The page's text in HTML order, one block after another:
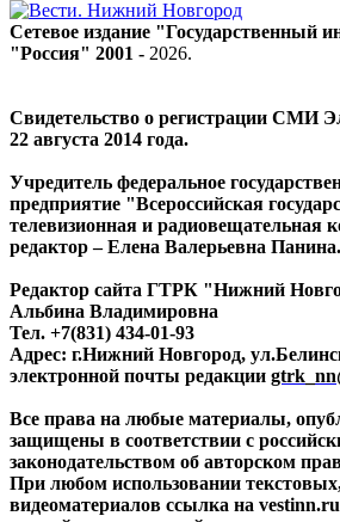
Сетевое издание "Государственный
"Россия" 2001 - 2026.
Свидетельство о регистрации СМИ
22 августа 2014 года.
Учредитель федеральное
предприятие "Всероссийская
телевизионная и
редактор – Елена Валерьевна Панина.
Редактор сайта ГТРК "Нижний
Альбина Владимировна
Тел. +7(831) 434-01-93
Адрес: г.Нижний Новгород,
электронной почты редакции
Все права на любые материалы,
защищены в соответствии с
законодательством об авторском
При любом использовании
видеоматериалов ссылка на